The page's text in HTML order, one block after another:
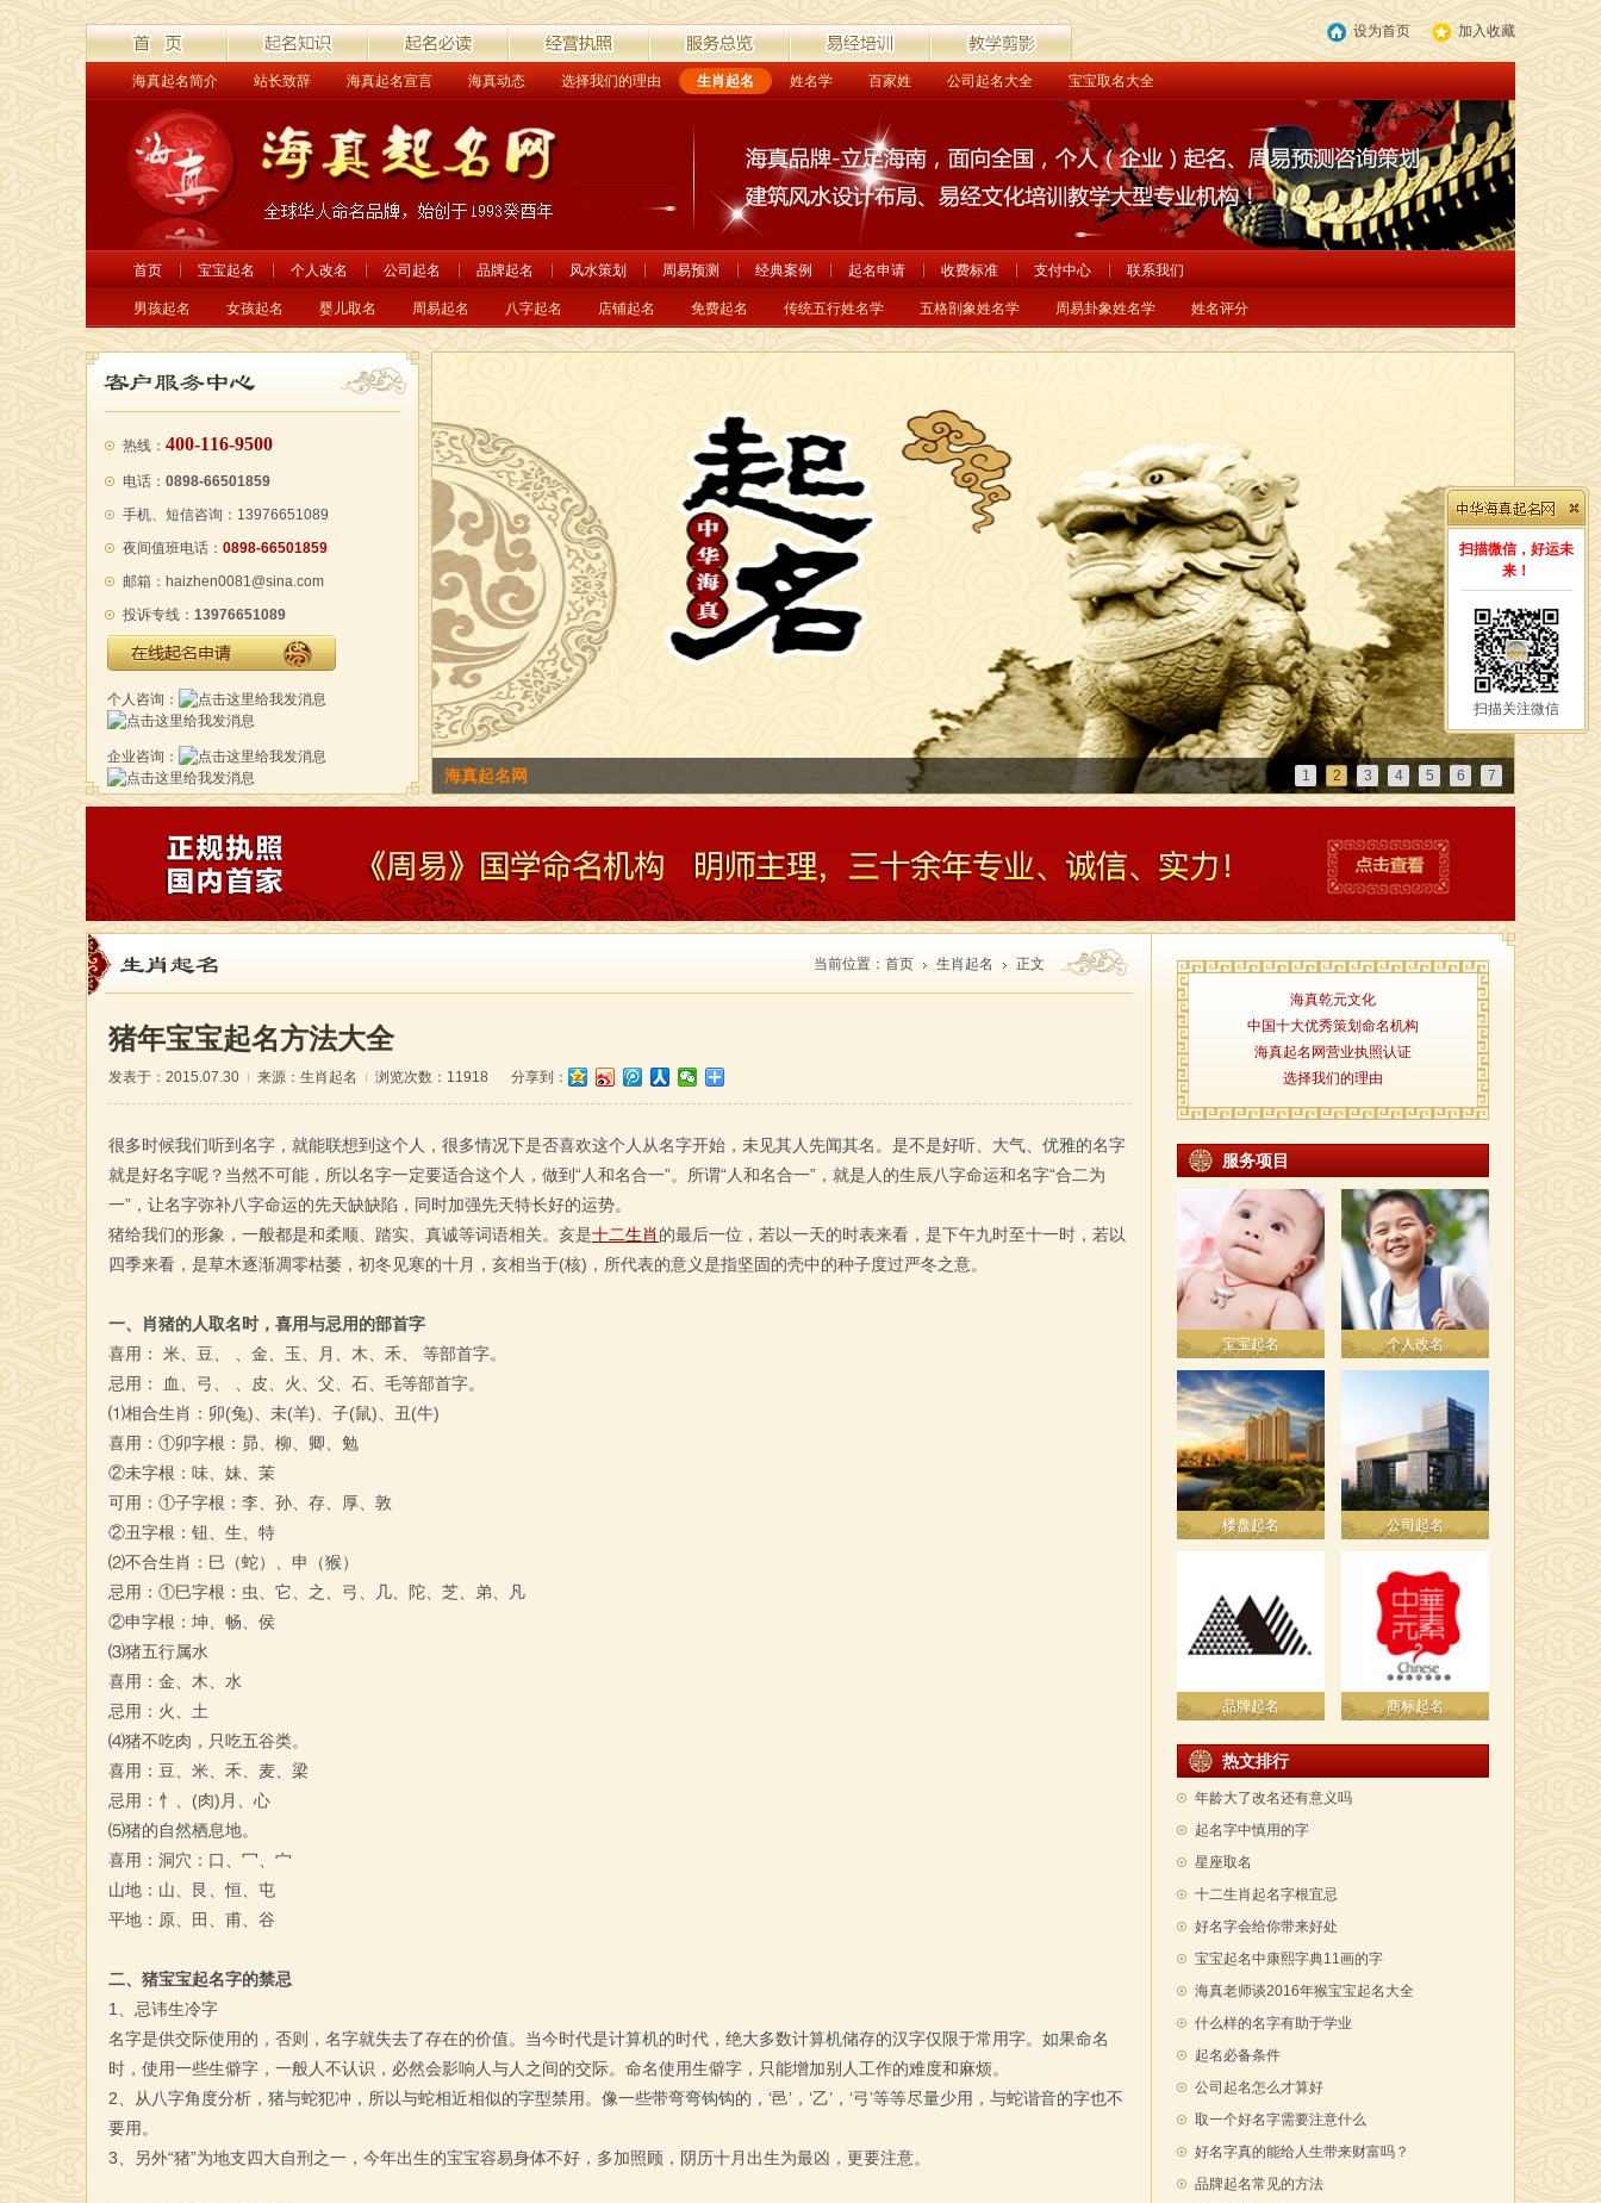
起名解读 起名必读 经营执照 服务总览 易经培训 教学剪影
设为首页 加入收藏
海真起名简介 站长致辞 海真起名宣言 海真动态 选择我们的理由 生肖起名 姓名学 百家姓 公司起名大全 宝宝取名大全
首页 宝宝起名 个人改名 公司起名 品牌起名 风水策划 周易预测 经典案例 起名申请 收费标准 支付中心 联系我们
男孩起名 女孩起名 婴儿取名 周易起名 八字起名 店铺起名 免费起名 传统五行姓名学 五格剖象姓名学 周易卦象姓名学 姓名评分
热线： 400-116-9500
电话： 0898-66501859
手机、短信咨询：13976651089
夜间值班电话： 0898-66501859
邮箱：haizhen0081@sina.com
投诉专线： 13976651089
在线起名申请
个人咨询：
企业咨询：
海真老师海南省农行易经讲座 1 2 3 4 5 6 7
生肖起名
当前位置： 首页 生肖起名 正文
猪年宝宝起名方法大全
发表于：2015.07.30 来源： 生肖起名 浏览次数：11918 分享到：
很多时候我们听到名字，就能联想到这个人，很多情况下是否喜欢这个人从名字开始，未见其人先闻其名。是不是好听、大气、优雅的名字
就是好名字呢？当然不可能，所以名字一定要适合这个人，做到“人和名合一”。所谓“人和名合一”，就是人的生辰八字命运和名字“合二为
一”，让名字弥补八字命运的先天缺缺陷，同时加强先天特长好的运势。
猪给我们的形象，一般都是和柔顺、踏实、真诚等词语相关。亥是十二生肖的最后一位，若以一天的时表来看，是下午九时至十一时，若以
四季来看，是草木逐渐凋零枯萎，初冬见寒的十月，亥相当于(核)，所代表的意义是指坚固的壳中的种子度过严冬之意。
一、肖猪的人取名时，喜用与忌用的部首字
喜用： 米、豆、 、金、玉、月、木、禾、 等部首字。
忌用： 血、弓、 、皮、火、父、石、毛等部首字。
⑴相合生肖：卯(兔)、未(羊)、子(鼠)、丑(牛)
喜用：①卯字根：昴、柳、卿、勉
②未字根：味、妹、茉
可用：①子字根：李、孙、存、厚、敦
②丑字根：钮、生、特
⑵不合生肖：巳（蛇）、申（猴）
忌用：①巳字根：虫、它、之、弓、几、陀、芝、弟、凡
②申字根：坤、畅、侯
⑶猪五行属水
喜用：金、木、水
忌用：火、土
⑷猪不吃肉，只吃五谷类。
喜用：豆、米、禾、麦、梁
忌用：忄、(肉)月、心
⑸猪的自然栖息地。
喜用：洞穴：口、冖、宀
山地：山、艮、恒、屯
平地：原、田、甫、谷
二、猪宝宝起名字的禁忌
1、忌讳生冷字
名字是供交际使用的，否则，名字就失去了存在的价值。当今时代是计算机的时代，绝大多数计算机储存的汉字仅限于常用字。如果命名
时，使用一些生僻字，一般人不认识，必然会影响人与人之间的交际。命名使用生僻字，只能增加别人工作的难度和麻烦。
2、从八字角度分析，猪与蛇犯冲，所以与蛇相近相似的字型禁用。像一些带弯弯钩钩的，‘邑’，‘乙’，‘弓’等等尽量少用，与蛇谐音的字也不
要用。
3、另外“猪”为地支四大自刑之一，今年出生的宝宝容易身体不好，多加照顾，阴历十月出生为最凶，更要注意。
海真乾元文化
中国十大优秀策划命名机构
海真起名网营业执照认证
选择我们的理由
服务项目
宝宝起名 个人改名
楼盘起名 公司起名
品牌起名 商标起名
热文排行
年龄大了改名还有意义吗
起名字中慎用的字
星座取名
十二生肖起名字根宜忌
好名字会给你带来好处
宝宝起名中康熙字典11画的字
海真老师谈2016年猴宝宝起名大全
什么样的名字有助于学业
起名必备条件
公司起名怎么才算好
取一个好名字需要注意什么
好名字真的能给人生带来财富吗？
品牌起名常见的方法
扫描微信，好运未
来！
扫描关注微信